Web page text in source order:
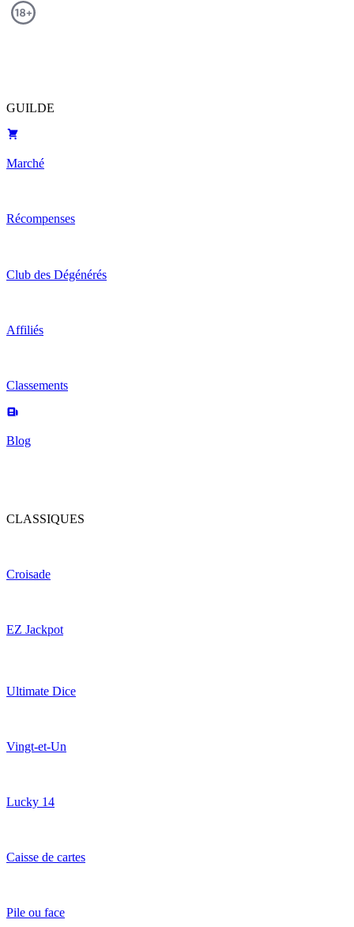
GUILDE
Marché
Récompenses
Club des Dégénérés
Affiliés
Classements
Blog
CLASSIQUES
Croisade
EZ Jackpot
Ultimate Dice
Vingt-et-Un
Lucky 14
Caisse de cartes
Pile ou face